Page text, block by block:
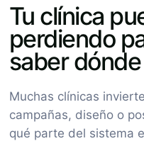
Tu clínica
perdiendo
saber dónde
Muchas clínicas
campañas, diseño o
qué parte del sistema